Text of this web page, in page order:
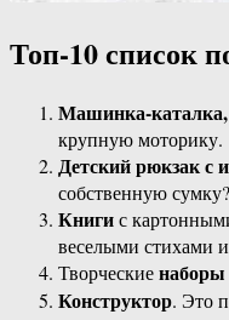
Топ-10 список
Машинка-каталка,
крупную моторику.
Детский рюкзак с
собственную сумку?
Книгис
веселыми стихами
Творческиенаборы
Конструктор. Это